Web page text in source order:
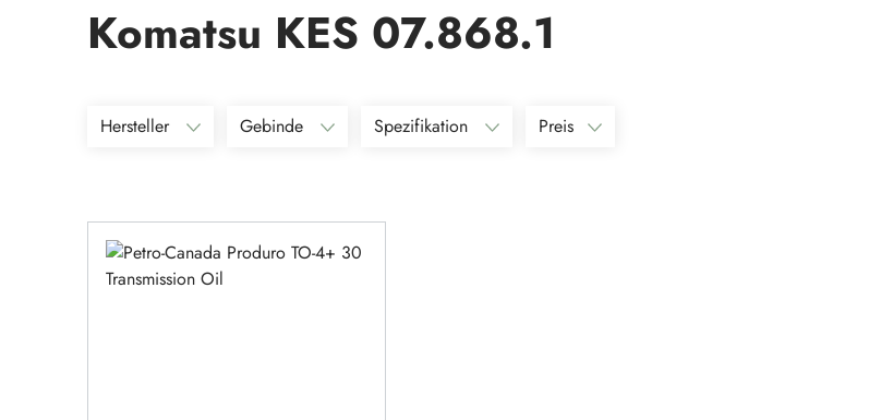
Komatsu KES 07.868.1
Hersteller Gebinde Spezifikation Preis